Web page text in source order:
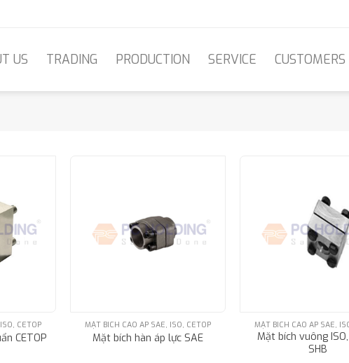
US TRADING PRODUCTION SERVICE
CETOP
CETOP
MẶT BÍCH CAO ÁP SAE, ISO, CETOP
Mặt bích hàn áp lực SAE
MẶT BÍCH CAO ÁP SAE,
Mặt bích vuông
SHB